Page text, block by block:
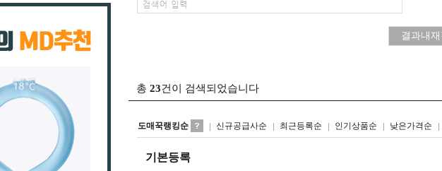
총 23건이 검색되었습니다
도매꾹랭킹순 신규공급사순 최근등록순 인기상품순 낮은가격순
리스트형갤러리형
기본등록